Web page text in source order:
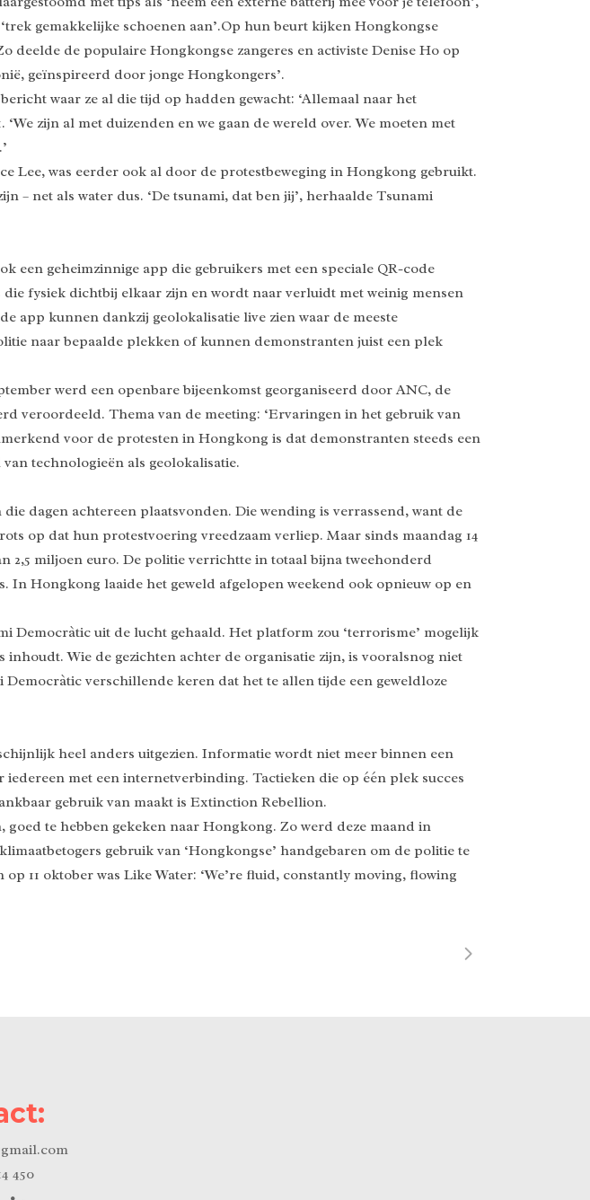
gemakkelijke schoenen aan’.Op hun beurt kijken Hongkongse
deelde de populaire Hongkongse zangeres en activiste Denise Ho op
geïnspireerd door jonge Hongkongers’.
waar ze al die tijd op hadden gewacht: ‘Allemaal naar het
zijn al met duizenden en we gaan de wereld over. We moeten met
Lee, was eerder ook al door de protestbeweging in Hongkong gebruikt.
– net als water dus. ‘De tsunami, dat ben jij’, herhaalde Tsunami
een geheimzinnige app die gebruikers met een speciale QR-code
fysiek dichtbij elkaar zijn en wordt naar verluidt met weinig mensen
app kunnen dankzij geolokalisatie live zien waar de meeste
naar bepaalde plekken of kunnen demonstranten juist een plek
werd een openbare bijeenkomst georganiseerd door ANC, de
veroordeeld. Thema van de meeting: ‘Ervaringen in het gebruik van
voor de protesten in Hongkong is dat demonstranten steeds een
technologieën als geolokalisatie.
dagen achtereen plaatsvonden. Die wending is verrassend, want de
op dat hun protestvoering vreedzaam verliep. Maar sinds maandag 14
2,5 miljoen euro. De politie verrichtte in totaal bijna tweehonderd
In Hongkong laaide het geweld afgelopen weekend ook opnieuw op en
Democràtic uit de lucht gehaald. Het platform zou ‘terrorisme’ mogelijk
Wie de gezichten achter de organisatie zijn, is vooralsnog niet
verschillende keren dat het te allen tijde een geweldloze
heel anders uitgezien. Informatie wordt niet meer binnen een
met een internetverbinding. Tactieken die op één plek succes
gebruik van maakt is Extinction Rebellion.
te hebben gekeken naar Hongkong. Zo werd deze maand in
gebruik van ‘Hongkongse’ handgebaren om de politie te
11 oktober was Like Water: ‘We’re fluid, constantly moving, flowing
450